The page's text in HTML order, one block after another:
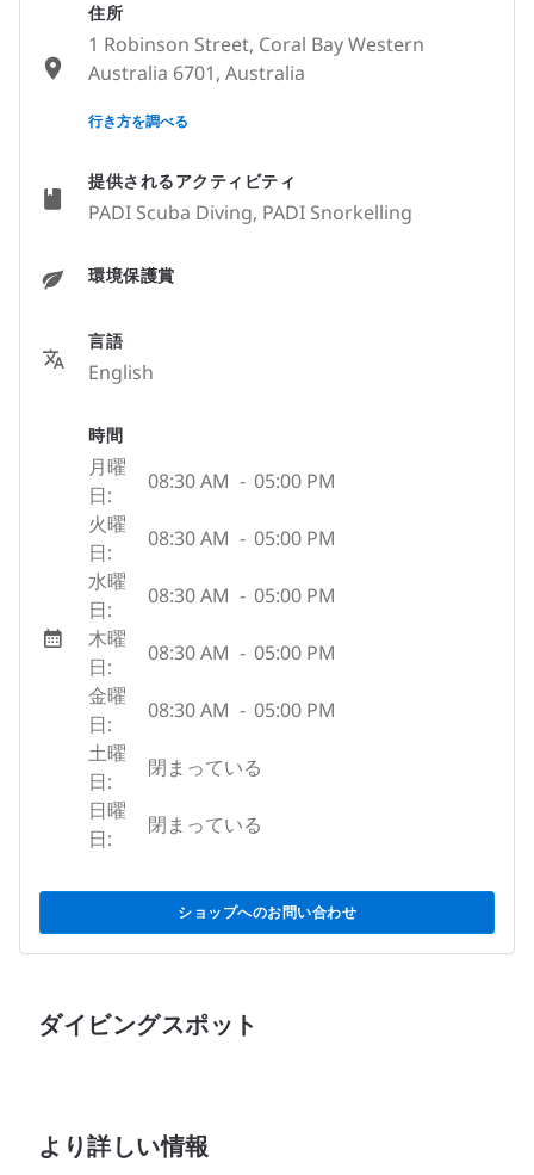
提供されるアクティビティ
PADI Scuba Diving, PADI Snorkelling
環境保護賞
言語
English
時間
月曜
日:
08:30 AM - 05:00 PM
火曜
日:
08:30 AM - 05:00 PM
水曜
日:
08:30 AM - 05:00 PM
木曜
日:
08:30 AM - 05:00 PM
金曜
日:
08:30 AM - 05:00 PM
土曜
日:
閉まっている
日曜
日:
閉まっている
ショップへのお問い合わせ
住所
1 Robinson Street, Coral Bay Western
Australia 6701, Australia
None
行き方を調べる
ダイビングスポット
より詳しい情報